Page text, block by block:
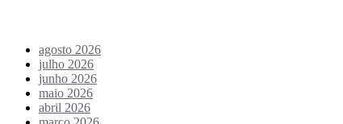
agosto 2026
julho 2026
junho 2026
maio 2026
abril 2026